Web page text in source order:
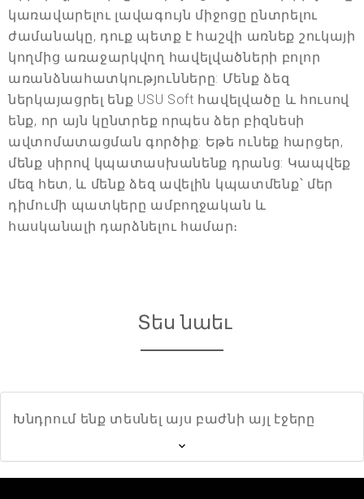
կառավարելու լավագույն միջոցը ընտրելու
ժամանակը, դուք պետք է հաշվի առնեք շուկայի
կողմից առաջարկվող հավելվածների բոլոր
առանձնահատկությունները: Մենք ձեզ
ներկայացրել ենք USU Soft հավելվածը և հուսով
ենք, որ այն կընտրեք որպես ձեր բիզնեսի
ավտոմատացման գործիք: Եթե ունեք հարցեր,
մենք սիրով կպատասխանենք դրանց: Կապվեք
մեզ հետ, և մենք ձեզ ավելին կպատմենք՝ մեր
դիմումի պատկերը ամբողջական և
հասկանալի դարձնելու համար։
Տես նաեւ
Խնդրում ենք տեսնել այս բաժնի այլ էջերը